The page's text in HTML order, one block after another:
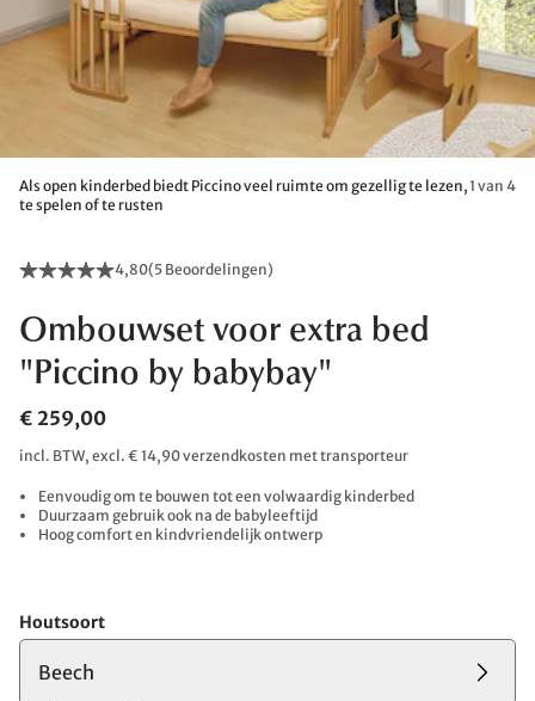
Als open kinderbed biedt Piccino veel ruimte om gezellig te lezen,
te spelen of te rusten
1 van 4
4,80(5 Beoordelingen)
Ombouwset voor extra bed
"Piccino by babybay"
€ 259,00
incl. BTW, excl. € 14,90 verzendkosten met transporteur
Eenvoudig om te bouwen tot een volwaardig kinderbed
Duurzaam gebruik ook na de babyleeftijd
Hoog comfort en kindvriendelijk ontwerp
Houtsoort
Beech